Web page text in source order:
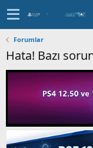
Forumlar
Hata! Bazı